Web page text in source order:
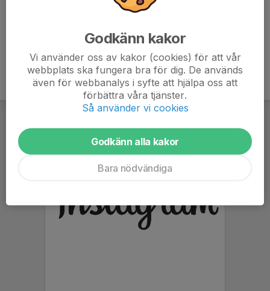
Godkänn kakor
Vi använder oss av kakor (cookies) för att vår
webbplats ska fungera bra för dig. De används
även för webbanalys i syfte att hjälpa oss att
förbättra våra tjänster.
Så använder vi cookies
Godkänn alla kakor
Bara nödvändiga